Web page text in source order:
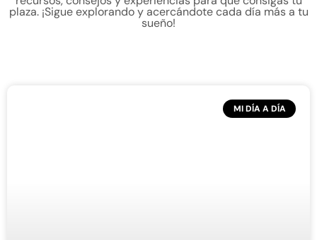
plaza. ¡Sigue explorando y acercándote cada día más a tu
sueño!
MI DÍA A DÍA